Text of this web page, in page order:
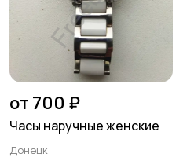
от 700 ₽
Часы наручные женские
Донецк